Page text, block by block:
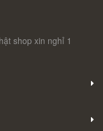
shop xin nghỉ 1